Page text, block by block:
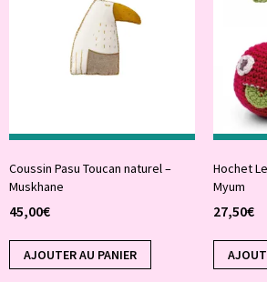
Coussin Pasu Toucan naturel –
Muskhane
45,00€
AJOUTER AU PANIER
Hochet
Myum
27,50€